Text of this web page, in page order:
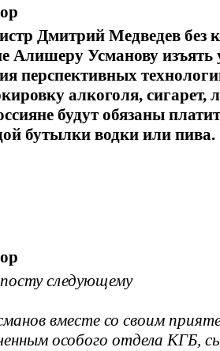
Дмитрий Медведев без
Алишеру Усманову изъять
перспективных
алкоголя, сигарет,
будут обязаны
бутылки водки или пива.
следующему
вместе со своим
особого отдела КГБ,